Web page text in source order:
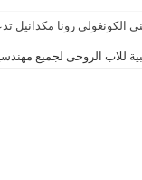
رونا مكدانيل تدعو
للاب الروحى لجميع